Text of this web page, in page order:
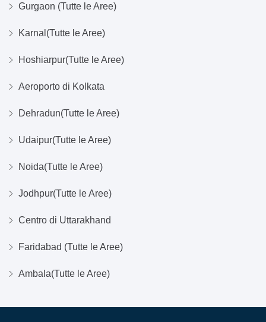
Gurgaon (Tutte le Aree)
Karnal(Tutte le Aree)
Hoshiarpur(Tutte le Aree)
Aeroporto di Kolkata
Dehradun(Tutte le Aree)
Udaipur(Tutte le Aree)
Noida(Tutte le Aree)
Jodhpur(Tutte le Aree)
Centro di Uttarakhand
Faridabad (Tutte le Aree)
Ambala(Tutte le Aree)